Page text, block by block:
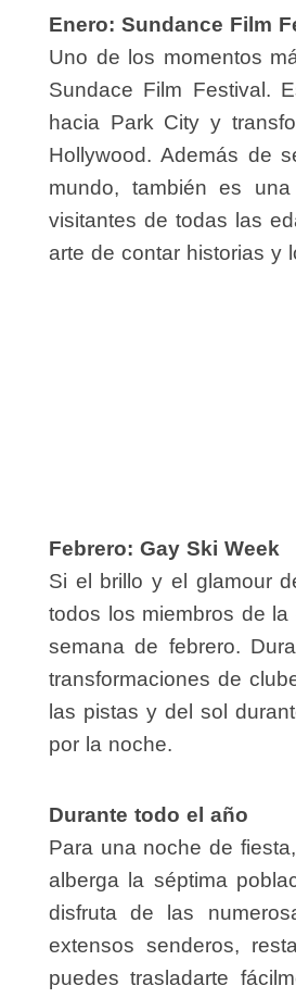
Enero: Sundance Film
Uno de los momentos
Sundace Film Festival.
hacia Park City y
Hollywood. Además de
mundo, también es
visitantes de todas las
arte de contar historias y
Febrero: Gay Ski Week
Si el brillo y el glamour
todos los miembros de
semana de febrero.
transformaciones de
las pistas y del sol
por la noche.
Durante todo el año
Para una noche de
alberga la séptima
disfruta de las
extensos senderos,
puedes trasladarte